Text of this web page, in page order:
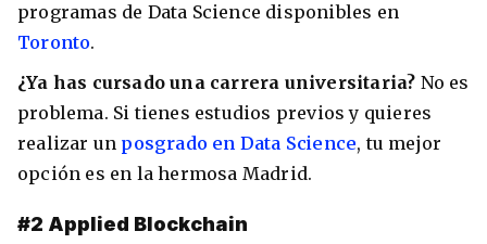
programas de Data Science disponibles en
Toronto.
¿Ya has cursado una carrera universitaria? No es
problema. Si tienes estudios previos y quieres
realizar un posgrado en Data Science, tu mejor
opción es en la hermosa Madrid.
#2 Applied Blockchain